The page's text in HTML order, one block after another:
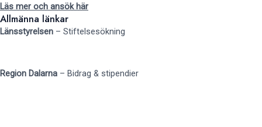
Läs mer och ansök här
Allmänna länkar
Länsstyrelsen – Stiftelsesökning
Region Dalarna – Bidrag & stipendier